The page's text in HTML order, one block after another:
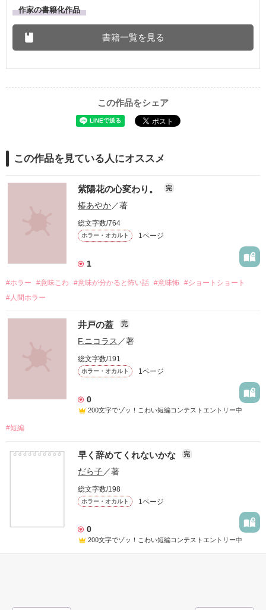
作家の書籍化作品
書籍一覧を見る
この作品をシェア
この作品を見ている人にオススメ
紫陽花の心変わり。 完
椿あやか／著
総文字数/764
ホラー・オカルト 1ページ
1
#ホラー #意味こわ #意味が分かると怖い話 #意味怖
#ショートショート
#人間ホラー
井戸の蓋 完
F.ニコラス ／著
総文字数/191
ホラー・オカルト 1ページ
0
200文字でゾッ！こわい短編コンテストエントリー中
#短編
早く辞めてくれないかな 完
だら子／著
総文字数/198
ホラー・オカルト 1ページ
0
200文字でゾッ！こわい短編コンテストエントリー中